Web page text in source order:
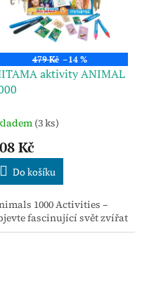
479 Kč –14 %
aktivity ANIMAL
(3 ks)
Kč
Do košíku
1000 Activities –
fascinující svět zvířat